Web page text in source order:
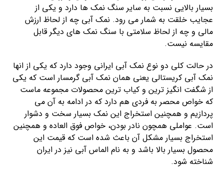
بسیار بالایی نسبت به سایر سنگ نمک ها دارد و یکی از
عجایب خلقت به شمار می رود. نمک آبی چه از لحاظ ارزش
مالی و چه از لحاظ سلامتی با سنگ نمک های دیگر قابل
مقایسه نیست.
در حالت کلی دو نوع نمک آبی ایرانی وجود دارد که یکی از انها
نمک آبی کریستالی یعنی همان نمک آبی گرمسار است که یکی
از شگفت انگیز ترین و کیاب ترین محصولات مجموعه ماست
که خواص محصر به فردی هم دارد که در ادامه به آن می
پردازیم و همچنین استخراج این نمک بسیار سخت و دشوار
است. عواملی همچون نادر بودن، خواص فوق العاده و همچنین
استخراج بسیار مشکل آن باعث شده است که قیمت این
محصول بسیار بالا باشد و به نام الماس آبی نیز در ایران
شناخته شود.